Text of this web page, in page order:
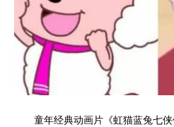
童年经典动画片《虹猫蓝兔七